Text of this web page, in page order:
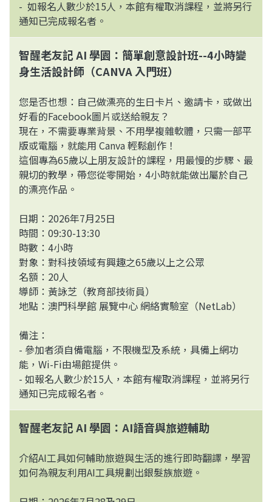
- 如報名人數少於15人，本館有權取消課程，並將另行
通知已完成報名者。
智醒老友記 AI 學園：簡單創意設計班--4小時變
身生活設計師（CANVA 入門班）
您是否也想：自己做漂亮的生日卡片、邀請卡，或做出
好看的Facebook圖片或送給親友？
現在，不需要專業背景、不用學複雜軟體，只需一部平
版或電腦，就能用 Canva 輕鬆創作！
這個專為65歲以上朋友設計的課程，用最慢的步驟、最
親切的教學，帶您從零開始，4小時就能做出屬於自己
的漂亮作品。
日期：2026年7月25日
時間：09:30-13:30
時數：4小時
對象：對科技領域有興趣之65歲以上之公眾
名額：20人
導師：黃詠芝（教育部技術員）
地點：澳門科學館 展覽中心 網絡實驗室（NetLab）
備注：
- 參加者須自備電腦，不限機型及系統，具備上網功
能，Wi-Fi由場館提供。
- 如報名人數少於15人，本館有權取消課程，並將另行
通知已完成報名者。
智醒老友記 AI 學園：AI語音與旅遊輔助
介紹AI工具如何輔助旅遊與生活的進行即時翻譯，學習
如何為親友利用AI工具規劃出銀髮族旅遊。